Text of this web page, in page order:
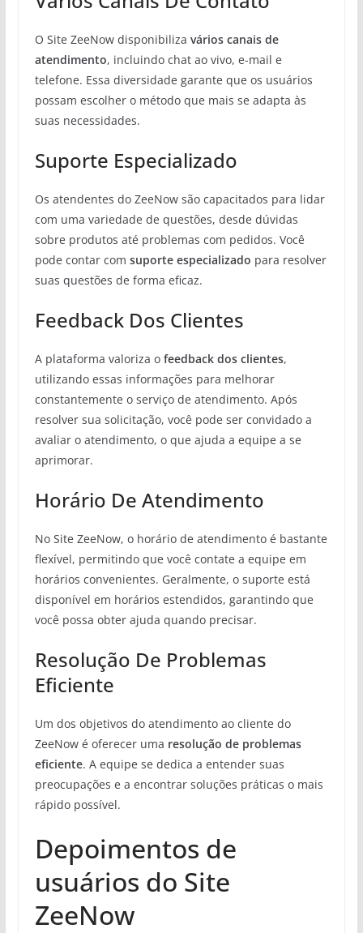
O Site ZeeNow disponibiliza vários canais de
atendimento, incluindo chat ao vivo, e-mail e
telefone. Essa diversidade garante que os usuários
possam escolher o método que mais se adapta às
suas necessidades.
Suporte Especializado
Os atendentes do ZeeNow são capacitados para lidar
com uma variedade de questões, desde dúvidas
sobre produtos até problemas com pedidos. Você
pode contar com suporte especializado para resolver
suas questões de forma eficaz.
Feedback Dos Clientes
A plataforma valoriza o feedback dos clientes,
utilizando essas informações para melhorar
constantemente o serviço de atendimento. Após
resolver sua solicitação, você pode ser convidado a
avaliar o atendimento, o que ajuda a equipe a se
aprimorar.
Horário De Atendimento
No Site ZeeNow, o horário de atendimento é bastante
flexível, permitindo que você contate a equipe em
horários convenientes. Geralmente, o suporte está
disponível em horários estendidos, garantindo que
você possa obter ajuda quando precisar.
Resolução De Problemas
Eficiente
Um dos objetivos do atendimento ao cliente do
ZeeNow é oferecer uma resolução de problemas
eficiente. A equipe se dedica a entender suas
preocupações e a encontrar soluções práticas o mais
rápido possível.
Depoimentos de
usuários do Site
ZeeNow